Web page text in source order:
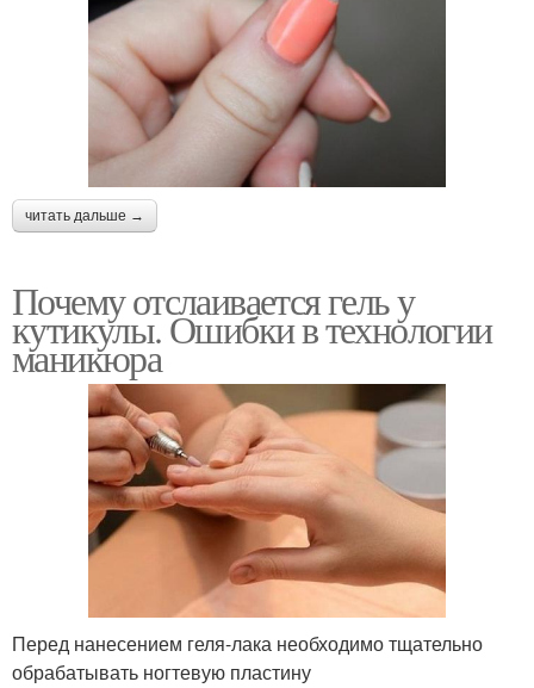
читать дальше →
Почему отслаивается гель у
кутикулы. Ошибки в технологии
маникюра
Перед нанесением геля-лака необходимо тщательно
обрабатывать ногтевую пластину